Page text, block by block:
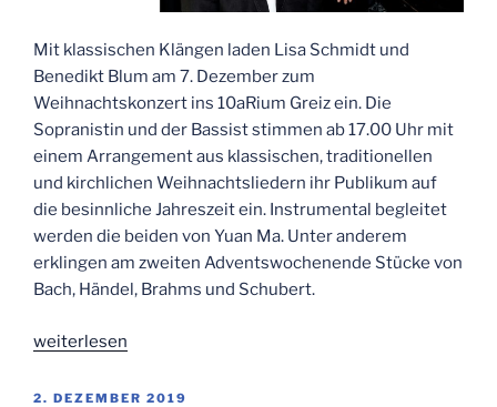
Mit klassischen Klängen laden Lisa Schmidt und
Benedikt Blum am 7. Dezember zum
Weihnachtskonzert ins 10aRium Greiz ein. Die
Sopranistin und der Bassist stimmen ab 17.00 Uhr mit
einem Arrangement aus klassischen, traditionellen
und kirchlichen Weihnachtsliedern ihr Publikum auf
die besinnliche Jahreszeit ein. Instrumental begleitet
werden die beiden von Yuan Ma. Unter anderem
erklingen am zweiten Adventswochenende Stücke von
Bach, Händel, Brahms und Schubert.
„Besinnliche
zur
weiterlesen
VERÖFFENTLICHT
2. DEZEMBER 2019